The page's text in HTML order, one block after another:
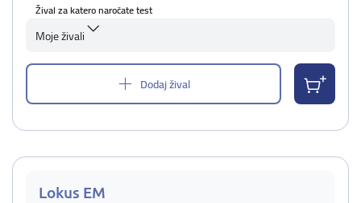
Žival za katero naročate test
Moje živali
Dodaj žival
Lokus EM